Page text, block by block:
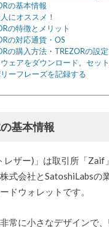
の基本情報
にオススメ！
の特徴とメリット
の対応通貨・OS
の購入方法・ TREZORの設
ェアをダウンロード。セッ
ーフレーズを記録する
基本情報
レザー)」は取引所「
式会社とSatoshiLabsの
ドウォレットです。
常に小さなデザインで